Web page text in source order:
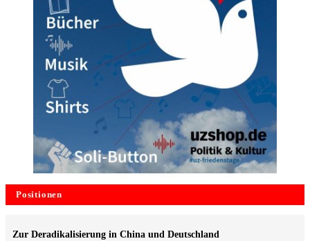
Positionen
Zur Deradikalisierung in China und Deutschland